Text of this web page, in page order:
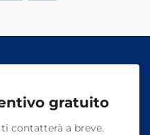
gratuito
contatterà a breve.